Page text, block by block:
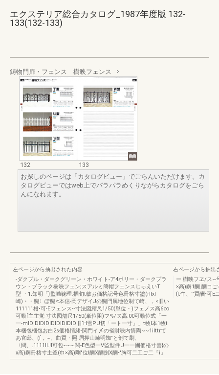
エクステリア総合カタログ_1987年度版 132-
133(132-133)
鋳物門扉・フェンス 樹映フェンス
132
133
お探しのページは「カタログビュー」でごらんいただけます。カ
タログビューではweb上でパラパラめくりながらカタログをごら
んになれます。
左ページから抽出された内容
-ダクプル・ダークグリーン・ホワイト-ア4ポリー・ダークプラ
ウン・ブラック樹映フェン;スアルミ簡帽フェンスじゅえいT
型-・1;知明「}監噛鞠理:掴旬t敏お価格記号色冊格寸塗(r!lxl
崎)・・醐〉ぽ醐•t本信-岡デザイJの醐門属地位制て崎、，<旧い
111111柑•可-Eフェンス•-寸法図縮尺1/50(単位・)フェノス高6∞
可動f主主党-寸法図舗尺1/50(単位阻)フ%/ヌ高.00可動位式「一
一-mIDIDIDIDIDIDIDIDID旧‘H雪PU切「ート一寸」」t牧l本1牧t
本梱包梱包お白2s価格情緒-関門イ〆の省財映内情陶~~1iIttrて
あ官邸、(f，~、曲買・照-眉押山崎明蜘"と剖て刷、
〈問、.1111II.!I可包~~~関-E色型一V監型件U一一圃価格寸喜{の
x高)嗣冊格寸土釜(巾×高)剛"位l醐X醐捌X醐•'胸可二工ご二『i」
右ページから抽出
ー.樹映フヱ/ス~
×高)嗣1醐.醐コ
{I;午、'"買酬•可E